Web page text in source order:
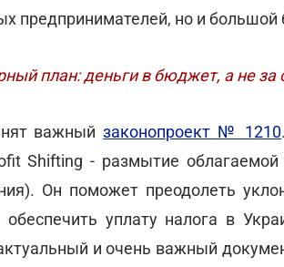
предпринимателей, но и большой
план: деньги в бюджет, а не за
важныйзаконопроект № 1210
Shifting - размытие
Он поможет преодолеть
уплату налога в
и очень важный